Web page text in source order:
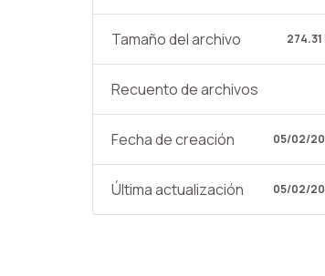
Tamaño del archivo 274.31
Recuento de archivos
Fecha de creación 05/02/
Última actualización 05/02/